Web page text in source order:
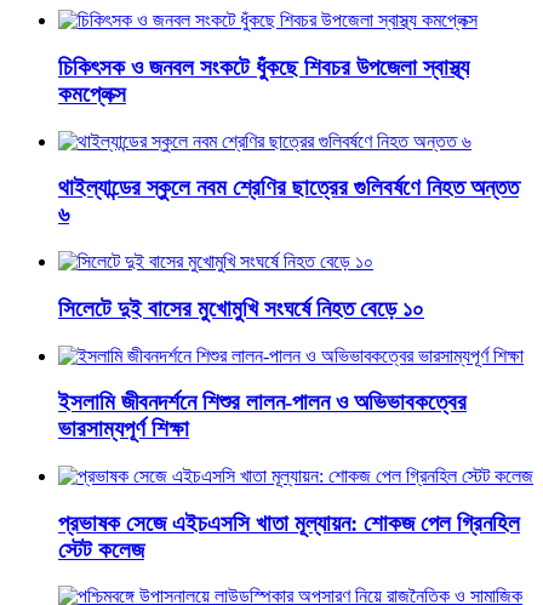
চিকিৎসক ও জনবল সংকটে ধুঁকছে শিবচর উপজেলা স্বাস্থ্য
কমপ্লেক্স
থাইল্যান্ডের স্কুলে নবম শ্রেণির ছাত্রের গুলিবর্ষণে নিহত অন্তত
৬
সিলেটে দুই বাসের মুখোমুখি সংঘর্ষে নিহত বেড়ে ১০
ইসলামি জীবনদর্শনে শিশুর লালন-পালন ও অভিভাবকত্বের
ভারসাম্যপূর্ণ শিক্ষা
প্রভাষক সেজে এইচএসসি খাতা মূল্যায়ন: শোকজ পেল গ্রিনহিল
স্টেট কলেজ